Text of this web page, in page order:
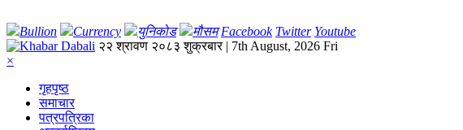
Bullion Currency युनिकोड मौसम Facebook Twitter Youtube
२२ श्रावण २०८३ शुक्रबार | 7th August, 2026 Fri
×
गृहपृष्‍ठ
समाचार
पत्रपत्रिका